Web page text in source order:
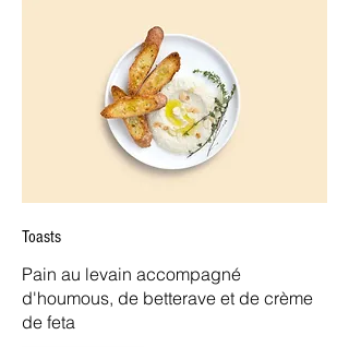
Toasts
Pain au levain accompagné
d'houmous, de betterave et de crème
de feta